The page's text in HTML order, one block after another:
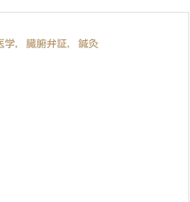
学, 臓腑弁証, 鍼灸